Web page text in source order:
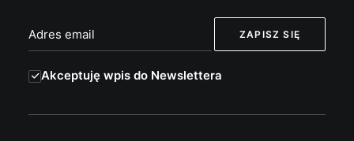
Akceptuję wpis do Newslettera